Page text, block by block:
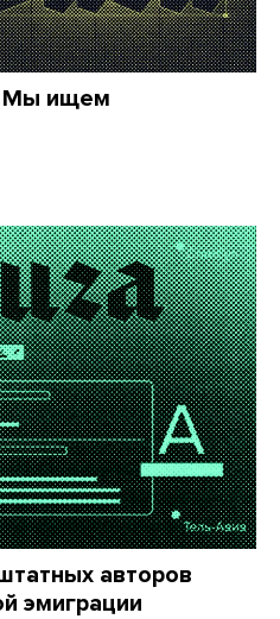
Мы ищем
авторов
эмиграции